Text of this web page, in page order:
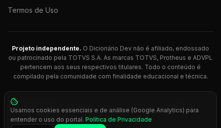
Termos de Uso
Projeto independente. O Dicionário Dev não é afiliado, endossado
ou patrocinado pela TOTVS S.A. As marcas TOTVS, Protheus e ADVPL
pertencem aos seus respectivos titulares. Todo o conteúdo é
compilado pela comunidade com finalidade educacional e técnica.
© 2026 Dicionário Dev. Feito com 💚 para desenvolvedores
Protheus.
Press Ctrl+K
Usamos cookies essenciais e de análise (Google Analytics) para
entender o uso do portal. Política de Privacidade